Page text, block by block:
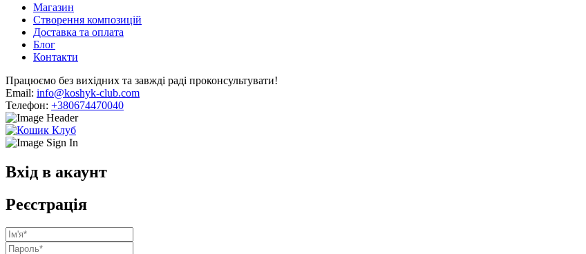
Магазин
Створення композицій
Доставка та оплата
Блог
Контакти
Працюємо без вихідних та завжді раді проконсультувати!
Email: info@koshyk-club.com
Телефон: +380674470040
Вхід в акаунт
Реєстрація